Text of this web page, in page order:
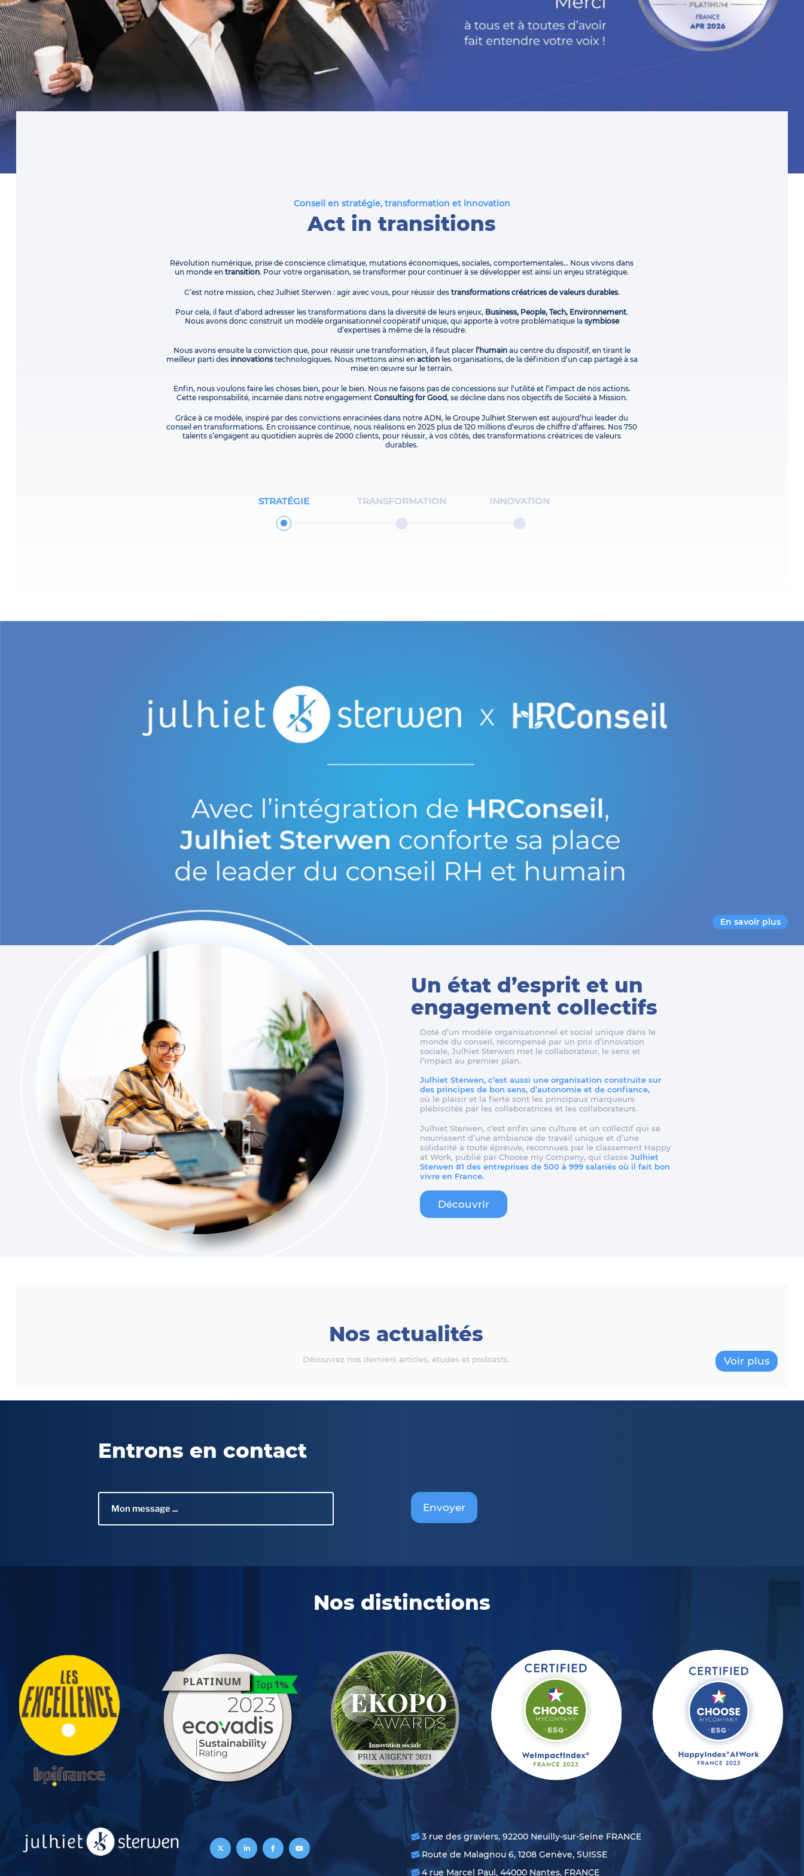
Conseil en stratégie, transformation et innovation
Act in transitions
Révolution numérique, prise de conscience climatique, mutations économiques, sociales, comportementales… Nous vivons dans
un monde entransition. Pour votre organisation, se transformer pour continuer à se développer est ainsi un enjeu stratégique.
C’est notre mission, chez Julhiet Sterwen : agir avec vous, pour réussir des transformations créatrices de valeurs durables.
Pour cela, il faut d’abord adresser les transformations dans la diversité de leurs enjeux, Business, People, Tech, Environnement.
Nous avons donc construit un modèle organisationnel coopératif unique, qui apporte à votre problématique la symbiose
d’expertises à même de la résoudre.
Nous avons ensuite la conviction que, pour réussir une transformation, il faut placer l’humainau centre du dispositif, en tirant le
meilleur parti des innovationstechnologiques. Nous mettons ainsi en actionles organisations, de la définition d’un cap partagé à sa
mise en œuvre sur le terrain.
Enfin, nous voulons faire les choses bien, pour le bien. Nous ne faisons pas de concessions sur l’utilité et l’impact de nos actions.
Cette responsabilité, incarnée dans notre engagement Consulting for Good, se décline dans nos objectifs de Société à Mission.
Grâce à ce modèle, inspiré par des convictions enracinées dans notre ADN, le Groupe Julhiet Sterwen est aujourd’hui leader du
conseil en transformations. En croissance continue, nous réalisons en 2025 plus de 120 millions d’euros de chiffre d’affaires. Nos 750
talents s’engagent au quotidien auprès de 2000 clients, pour réussir, à vos côtés, des transformations créatrices de valeurs
durables.
STRATÉGIE TRANSFORMATION INNOVATION
En savoir plus
Un état d’esprit et un
engagement collectifs
Doté d’un modèle organisationnel et social unique dans le
monde du conseil, récompensé par un prix d’innovation
sociale, Julhiet Sterwen met le collaborateur, le sens et
l’impact au premier plan.
Julhiet Sterwen, c’est aussi une organisation construite sur
des principes de bon sens, d’autonomie et de confiance,
où le plaisir et la fierté sont les principaux marqueurs
plébiscités par les collaboratrices et les collaborateurs.
Julhiet Sterwen, c’est enfin une culture et un collectif qui se
nourrissent d’une ambiance de travail unique et d’une
solidarité à toute épreuve, reconnues par le classement Happy
at Work, publié par Choose my Company, qui classe Julhiet
Sterwen #1 des entreprises de 500 à 999 salariés où il fait bon
vivre en France.
Découvrir
Nos actualités
Découvrez nos derniers articles, études et podcasts. Voir plus
Entrons en contact
Envoyer
Nos distinctions
3 rue des graviers, 92200 Neuilly-sur-Seine FRANCE
Route de Malagnou 6, 1208 Genève, SUISSE
4 rue Marcel Paul, 44000 Nantes, FRANCE